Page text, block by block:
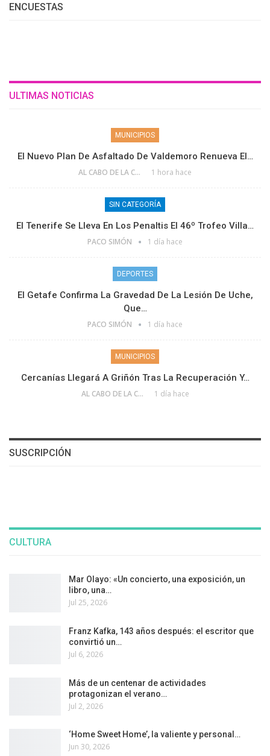
ENCUESTAS
ULTIMAS NOTICIAS
MUNICIPIOS
El Nuevo Plan De Asfaltado De Valdemoro Renueva El…
AL CABO DE LA CALLE 1 hora hace
SIN CATEGORÍA
El Tenerife Se Lleva En Los Penaltis El 46º Trofeo Villa…
PACO SIMÓN 1 día hace
DEPORTES
El Getafe Confirma La Gravedad De La Lesión De Uche,
Que…
PACO SIMÓN 1 día hace
MUNICIPIOS
Cercanías Llegará A Griñón Tras La Recuperación Y…
AL CABO DE LA CALLE 1 día hace
SUSCRIPCIÓN
CULTURA
Mar Olayo: «Un concierto, una exposición, un
libro, una…
Jul 25, 2026
Franz Kafka, 143 años después: el escritor que
convirtió un…
Jul 6, 2026
Más de un centenar de actividades
protagonizan el verano…
Jul 2, 2026
‘Home Sweet Home’, la valiente y personal…
Jun 30, 2026